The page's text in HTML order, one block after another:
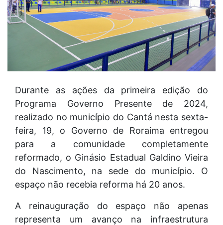
Durante as ações da primeira edição do
Programa Governo Presente de 2024,
realizado no município do Cantá nesta sexta-
feira, 19, o Governo de Roraima entregou
para a comunidade completamente
reformado, o Ginásio Estadual Galdino Vieira
do Nascimento, na sede do município. O
espaço não recebia reforma há 20 anos.
A reinauguração do espaço não apenas
representa um avanço na infraestrutura